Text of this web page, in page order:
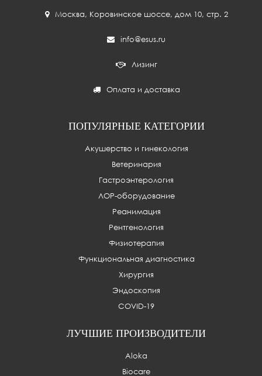
Москва, Коровинское шоссе, дом 10, стр. 2
info@esus.ru
Лизинг
Оплата и доставка
ПОПУЛЯРНЫЕ КАТЕГОРИИ
Акушерство и гинекология
Ветеринария
Гастроэнтерология
ЛОР-оборудование
Реанимация
Рентгенология
Физиотерапия
Функциональная диагностика
Хирургия
Эндоскопия
COVID-19
ЛУЧШИЕ ПРОИЗВОДИТЕЛИ
Aloka
Biocare